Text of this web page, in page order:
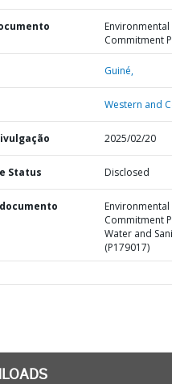
Environmental
Commitment
Guiné,
Western and
2025/02/20
Status Disclosed
Environmental
Commitment
Water and
(P179017)